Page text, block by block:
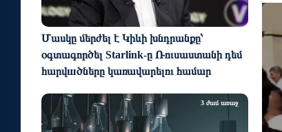
Մասկը մերժել է Կիևի խնդրանքը՝
օգտագործել Starlink-ը Ռուսաստանի դեմ
հարվшծները կառավարելու համար
3 ժամ առաջ